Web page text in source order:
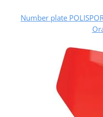
Number plate